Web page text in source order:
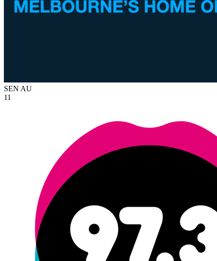
SEN AU
11